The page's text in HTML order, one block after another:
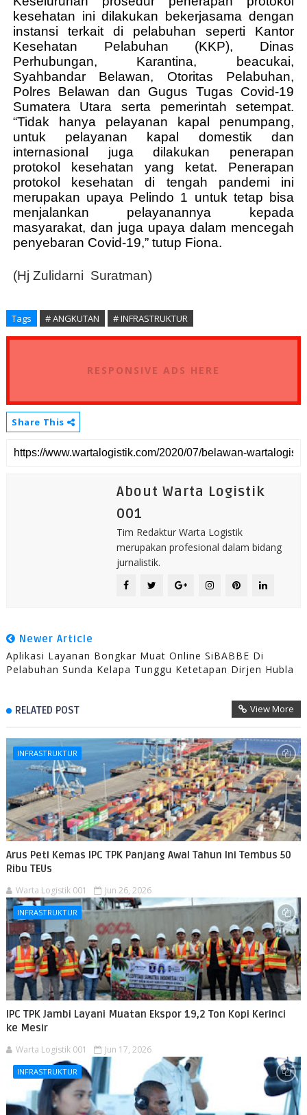
kesehatan ini dilakukan bekerjasama dengan
instansi terkait di pelabuhan seperti Kantor
Kesehatan Pelabuhan (KKP), Dinas
Perhubungan, Karantina, beacukai,
Syahbandar Belawan, Otoritas Pelabuhan,
Polres Belawan dan Gugus Tugas Covid-19
Sumatera Utara serta pemerintah setempat.
“Tidak hanya pelayanan kapal penumpang,
untuk pelayanan kapal domestik dan
internasional juga dilakukan penerapan
protokol kesehatan yang ketat. Penerapan
protokol kesehatan di tengah pandemi ini
merupakan upaya Pelindo 1 untuk tetap bisa
menjalankan pelayanannya kepada
masyarakat, dan juga upaya dalam mencegah
penyebaran Covid-19,” tutup Fiona.
(Hj Zulidarni Suratman)
Tags # ANGKUTAN # INFRASTRUKTUR
RESPONSIVE ADS HERE
Share This
About Warta Logistik
001
Tim Redaktur Warta Logistik
merupakan profesional dalam bidang
jurnalistik.
Newer Article
Aplikasi Layanan Bongkar Muat Online SiBABBE Di
Pelabuhan Sunda Kelapa Tunggu Ketetapan Dirjen Hubla
RELATED POST View More
INFRASTRUKTUR
Arus Peti Kemas IPC TPK Panjang Awal Tahun Ini Tembus 50
Ribu TEUs
Warta Logistik 001 Jun 26, 2026
INFRASTRUKTUR
IPC TPK Jambi Layani Muatan Ekspor 19,2 Ton Kopi Kerinci
ke Mesir
Warta Logistik 001 Jun 17, 2026
INFRASTRUKTUR